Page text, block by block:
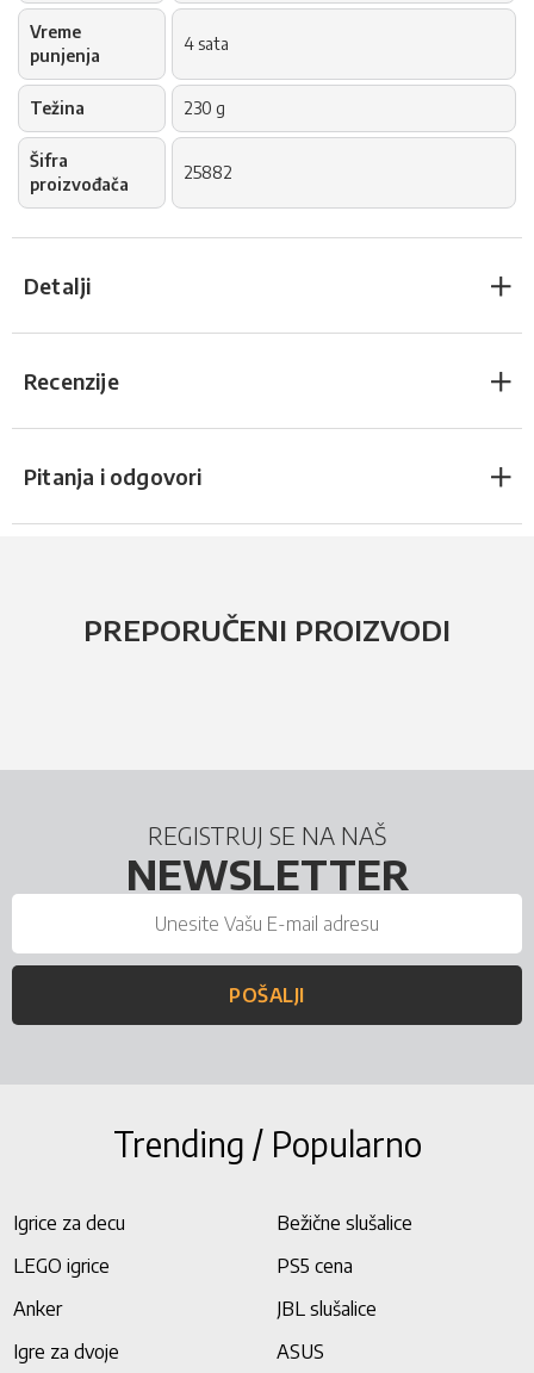
Vreme
punjenja
4 sata
Težina 230 g
Šifra
proizvođača
25882
Detalji
Recenzije
Pitanja i odgovori
PREPORUČENI PROIZVODI
REGISTRUJ SE NA NAŠ
NEWSLETTER
POŠALJI
Trending / Popularno
Igrice za decu
Bežične slušalice
LEGO igrice
PS5 cena
Anker
JBL slušalice
Igre za dvoje
ASUS